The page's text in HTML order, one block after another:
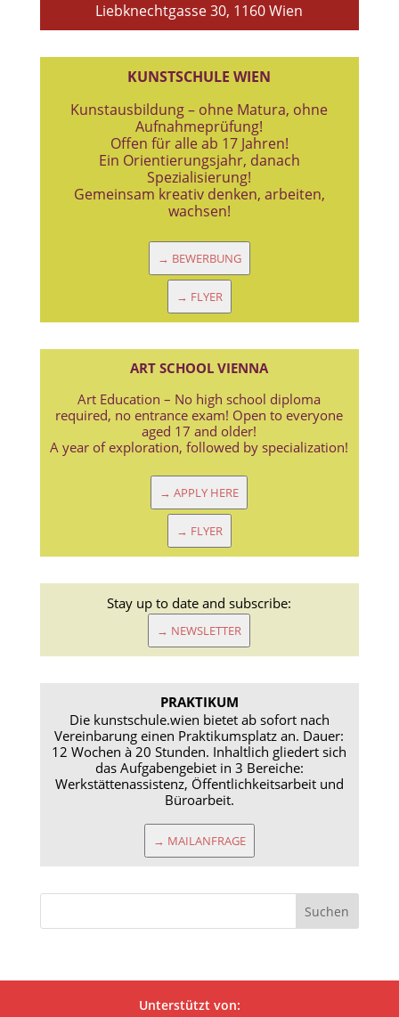
Liebknechtgasse 30, 1160 Wien
KUNSTSCHULE WIEN
Kunstausbildung – ohne Matura, ohne
Aufnahmeprüfung!
Offen für alle ab 17 Jahren!
Ein Orientierungsjahr, danach
Spezialisierung!
Gemeinsam kreativ denken, arbeiten,
wachsen!
→ BEWERBUNG
→ FLYER
ART SCHOOL VIENNA
Art Education – No high school diploma
required, no entrance exam! Open to everyone
aged 17 and older!
A year of exploration, followed by specialization!
→ APPLY HERE
→ FLYER
Stay up to date and subscribe:
→ NEWSLETTER
PRAKTIKUM
Die kunstschule.wien bietet ab sofort nach
Vereinbarung einen Praktikumsplatz an. Dauer:
12 Wochen à 20 Stunden. Inhaltlich gliedert sich
das Aufgabengebiet in 3 Bereiche:
Werkstättenassistenz, Öffentlichkeitsarbeit und
Büroarbeit.
→ MAILANFRAGE
Unterstützt von: